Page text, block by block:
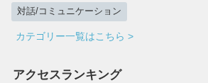
対話/コミュニケーション
カテゴリー一覧はこちら >
アクセスランキング